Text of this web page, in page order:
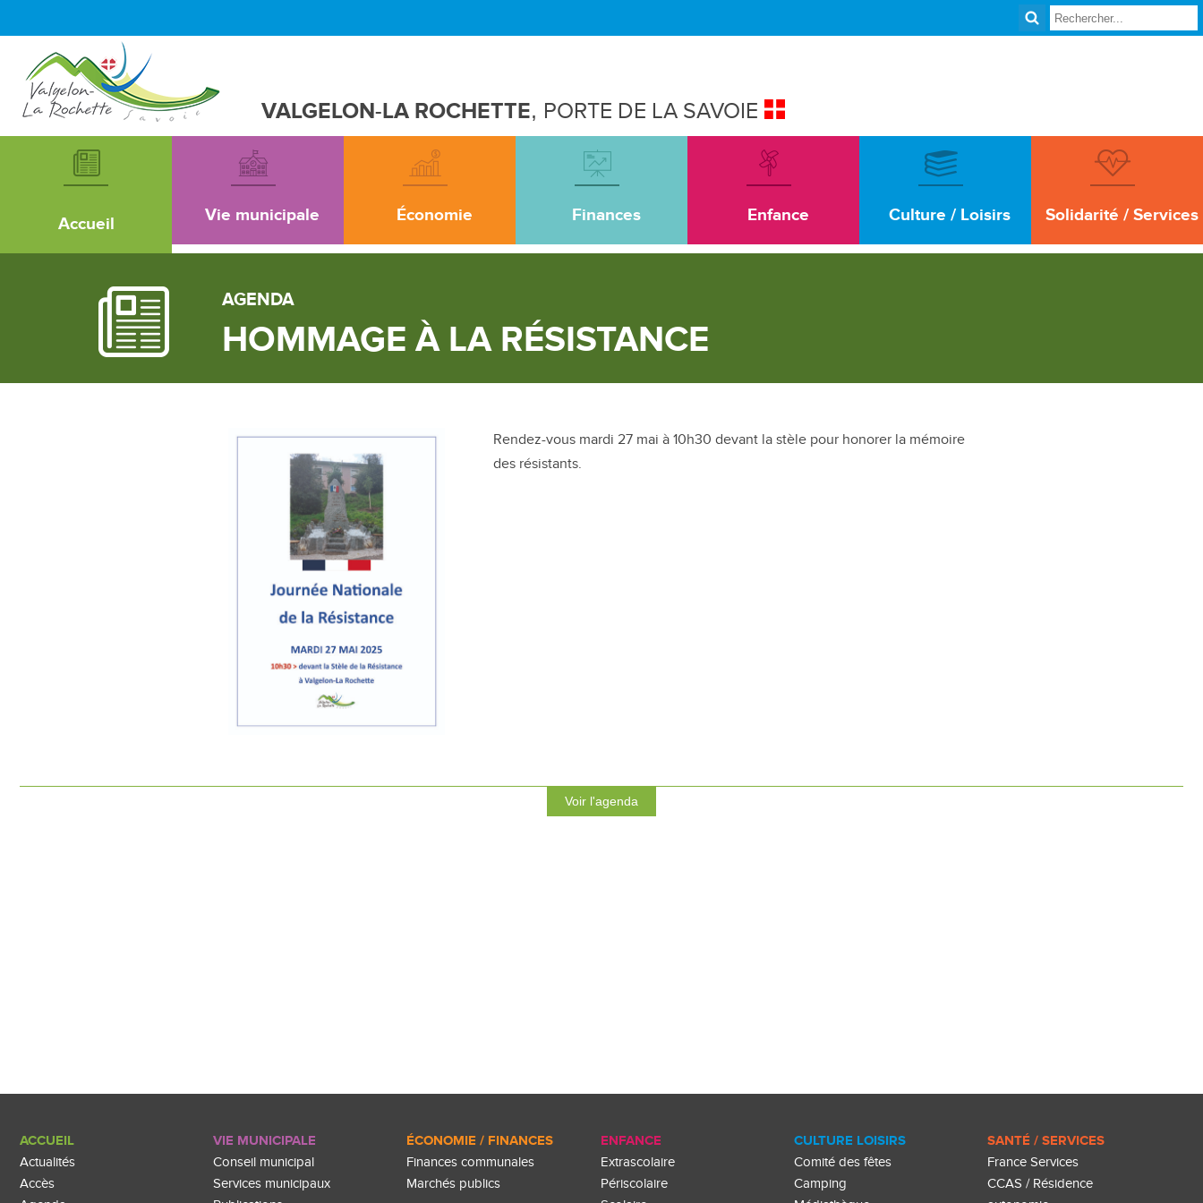
VALGELON-LA ROCHETTE, PORTE DE LA SAVOIE
Accueil Vie municipale Économie Finances Enfance Culture / Loisirs Solidarité / Services
AGENDA
HOMMAGE À LA RÉSISTANCE
Rendez-vous mardi 27 mai à 10h30 devant la stèle pour honorer la mémoire
des résistants.
Voir l'agenda
ACCUEIL
Actualités
Accès
VIE MUNICIPALE
Conseil municipal
Services municipaux
ÉCONOMIE / FINANCES
Finances communales
Marchés publics
ENFANCE
Extrascolaire
Périscolaire
CULTURE LOISIRS
Comité des fêtes
Camping
SANTÉ / SERVICES
France Services
CCAS / Résidence